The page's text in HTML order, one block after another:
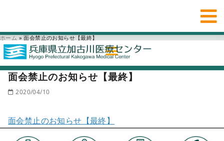
ホーム » 面会禁止のお知らせ【最終】
面会禁止のお知らせ【最終】
2020/04/10
面会禁止のお知らせ【最終】